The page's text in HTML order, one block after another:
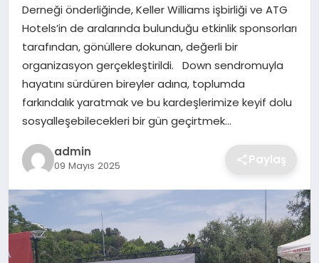
SPOR
TEKNOLOJI
YAŞAM
Derneği önderliğinde, Keller Williams işbirliği ve ATG
Hotels’in de aralarında bulunduğu etkinlik sponsorları
tarafından, gönüllere dokunan, değerli bir
organizasyon gerçekleştirildi. Down sendromuyla
hayatını sürdüren bireyler adına, toplumda
farkındalık yaratmak ve bu kardeşlerimize keyif dolu
sosyalleşebilecekleri bir gün geçirtmek…
admin
09 Mayıs 2025 Paylaş